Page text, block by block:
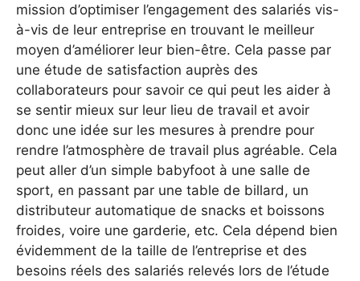
mission d’optimiser l’engagement des salariés vis-
à-vis de leur entreprise en trouvant le meilleur
moyen d’améliorer leur bien-être. Cela passe par
une étude de satisfaction auprès des
collaborateurs pour savoir ce qui peut les aider à
se sentir mieux sur leur lieu de travail et avoir
donc une idée sur les mesures à prendre pour
rendre l’atmosphère de travail plus agréable. Cela
peut aller d’un simple babyfoot à une salle de
sport, en passant par une table de billard, un
distributeur automatique de snacks et boissons
froides, voire une garderie, etc. Cela dépend bien
évidemment de la taille de l’entreprise et des
besoins réels des salariés relevés lors de l’étude